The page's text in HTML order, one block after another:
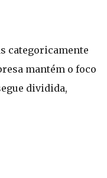
categoricamente
mantém o foco
dividida,